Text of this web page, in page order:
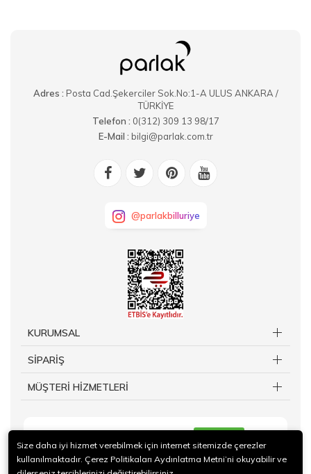
Adres : Posta Cad.Şekerciler Sok.No:1-A ULUS ANKARA /
TÜRKİYE
Telefon : 0(312) 309 13 98/17
E-Mail : bilgi@parlak.com.tr
@parlakbilluriye
KURUMSAL
SİPARİŞ
MÜŞTERİ HİZMETLERİ
Size daha iyi hizmet verebilmek için internet sitemizde çerezler
kullanılmaktadır. Çerez Politikaları Aydınlatma Metni’ni okuyabilir ve